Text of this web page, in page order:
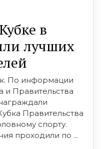
в
лучших
По информации
и Правительства
Правительства
спорту.
проходили по ...